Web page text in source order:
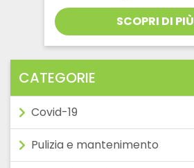
SCOPRI DI PIÙ
CATEGORIE
Covid-19
Pulizia e mantenimento